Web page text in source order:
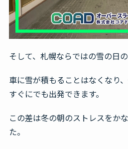
そして、札幌ならではの雪の日
車に雪が積もることはなくなり
すぐにでも出発できます。
この差は冬の朝のストレスをか
た。